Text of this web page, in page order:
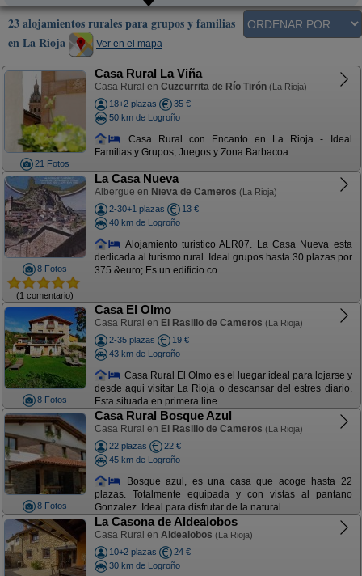
23 alojamientos rurales para grupos y familias
en La Rioja
Ver en el mapa
21 Fotos
Casa Rural La Viña
Casa Rural en Cuzcurrita de Río Tirón (La Rioja)
18+2 plazas
35 €
50 km de Logroño
Casa Rural con Encanto en La Rioja - Ideal
Familias y Grupos, Juegos y Zona Barbacoa ...
8 Fotos
(1 comentario)
La Casa Nueva
Albergue en Nieva de Cameros (La Rioja)
2-30+1 plazas
13 €
40 km de Logroño
Alojamiento turistico ALR07. La Casa Nueva esta
dedicada al turismo rural. Ideal grupos hasta 30 plazas por
375 &euro; Es un edificio co ...
8 Fotos
Casa El Olmo
Casa Rural en El Rasillo de Cameros (La Rioja)
2-35 plazas
19 €
43 km de Logroño
Casa Rural El Olmo es el luegar ideal para lojarse y
desde aqui visitar La Rioja o descansar del estres diario.
Esta situada en primera line ...
8 Fotos
Casa Rural Bosque Azul
Casa Rural en El Rasillo de Cameros (La Rioja)
22 plazas
22 €
45 km de Logroño
Bosque azul, es una casa que acoge hasta 22
plazas. Totalmente equipada y con vistas al pantano
Gonzalez. Ideal para disfrutar de la natural ...
La Casona de Aldealobos
Casa Rural en Aldealobos (La Rioja)
10+2 plazas
24 €
30 km de Logroño